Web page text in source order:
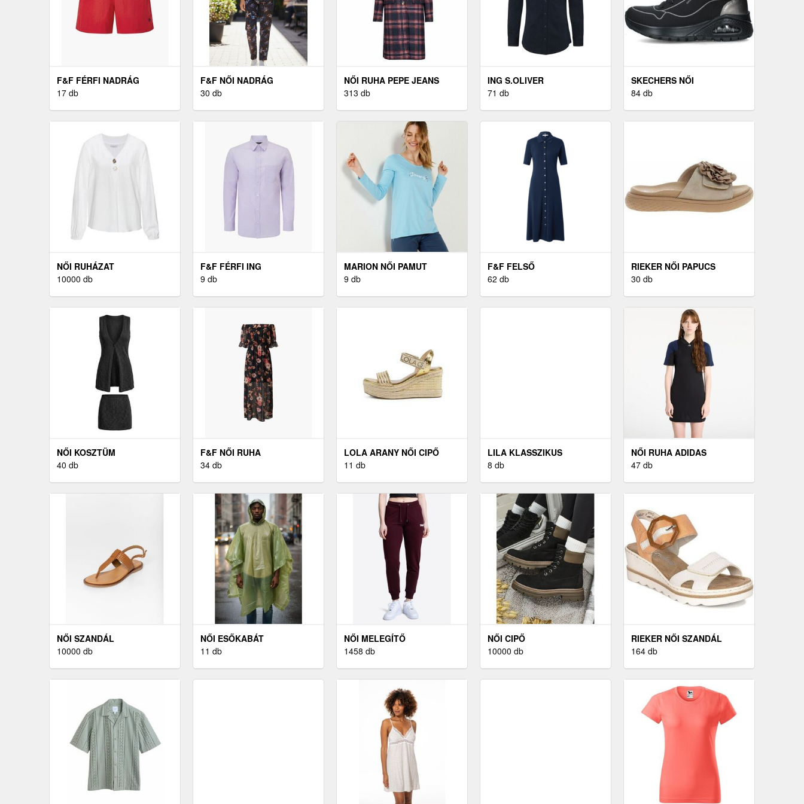
F&F FÉRFI NADRÁG
17 db
F&F NŐI NADRÁG
30 db
NŐI RUHA PEPE JEANS
313 db
ING S.OLIVER
71 db
SKECHERS NŐI
BOKACSIZMA
84 db
NŐI RUHÁZAT
10000 db
F&F FÉRFI ING
9 db
MARION NŐI PAMUT
KÖNTÖS
9 db
F&F FELSŐ
62 db
RIEKER NŐI PAPUCS
30 db
NŐI KOSZTÜM
40 db
F&F NŐI RUHA
34 db
LOLA ARANY NŐI CIPŐ
11 db
LILA KLASSZIKUS
SZABÁSÚ NŐI ALSÓ
8 db
NŐI RUHA ADIDAS
ORIGINALS
47 db
NŐI SZANDÁL
10000 db
NŐI ESŐKABÁT
11 db
NŐI MELEGÍTŐ
1458 db
NŐI CIPŐ
10000 db
RIEKER NŐI SZANDÁL
164 db